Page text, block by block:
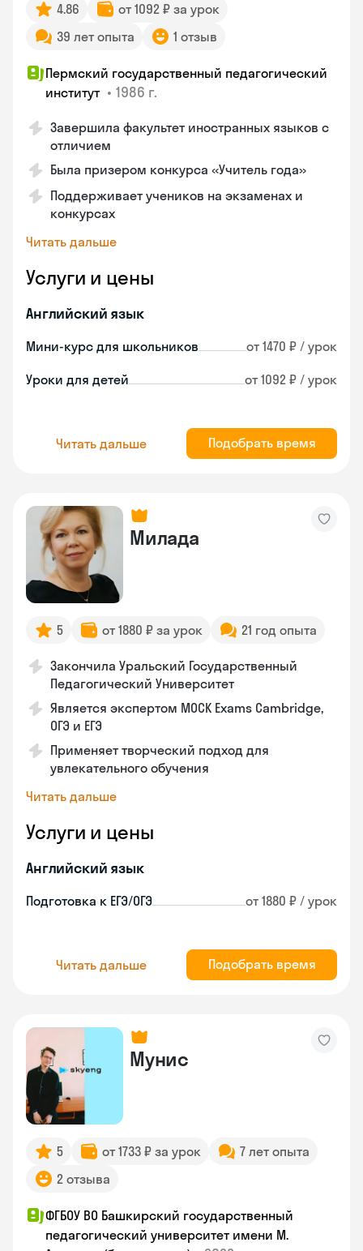
4.86
от 1092 ₽ за урок
39 лет опыта
1 отзыв
Пермский государственный педагогический
институт • 1986 г.
Завершила факультет иностранных языков с
отличием
Была призером конкурса «Учитель года»
Поддерживает учеников на экзаменах и
конкурсах
Читать дальше
Услуги и цены
Английский язык
Мини-курс для школьников от 1470 ₽ / урок
Уроки для детей от 1092 ₽ / урок
Читать дальше Подобрать время
Милада
5 от 1880 ₽ за урок 21 год опыта
Закончила Уральский Государственный
Педагогический Университет
Является экспертом MOCK Exams Cambridge,
ОГЭ и ЕГЭ
Применяет творческий подход для
увлекательного обучения
Читать дальше
Услуги и цены
Английский язык
Подготовка к ЕГЭ/ОГЭ от 1880 ₽ / урок
Читать дальше Подобрать время
Мунис
5 от 1733 ₽ за урок
7 лет опыта
2 отзыва
ФГБОУ ВО Башкирский государственный
педагогический университет имени М.